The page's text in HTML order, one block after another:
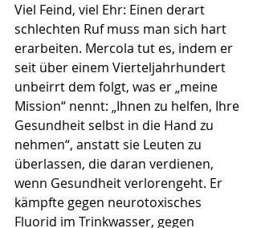
Viel Feind, viel Ehr: Einen derart
schlechten Ruf muss man sich hart
erarbeiten. Mercola tut es, indem er
seit über einem Vierteljahrhundert
unbeirrt dem folgt, was er „meine
Mission“ nennt: „Ihnen zu helfen, Ihre
Gesundheit selbst in die Hand zu
nehmen“, anstatt sie Leuten zu
überlassen, die daran verdienen,
wenn Gesundheit verlorengeht. Er
kämpfte gegen neurotoxisches
Fluorid im Trinkwasser, gegen